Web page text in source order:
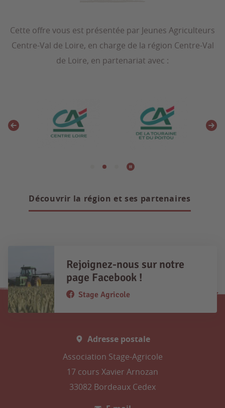
Cette offre vous est présentée par Jeunes Agriculteurs
Centre-Val de Loire, en charge de la région Centre-Val
de Loire, en partenariat avec :
Découvrir la région et ses partenaires
Rejoignez-nous sur notre
page Facebook !
Stage Agricole
Adresse postale
Association Stage-Agricole
17 cours Xavier Arnozan
33082 Bordeaux Cedex